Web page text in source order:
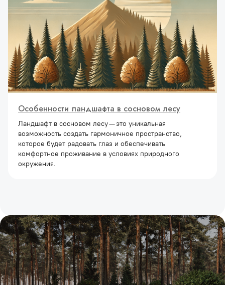
Особенности ландшафта в сосновом лесу
Ландшафт в сосновом лесу — это уникальная
возможность создать гармоничное пространство,
которое будет радовать глаз и обеспечивать
комфортное проживание в условиях природного
окружения.